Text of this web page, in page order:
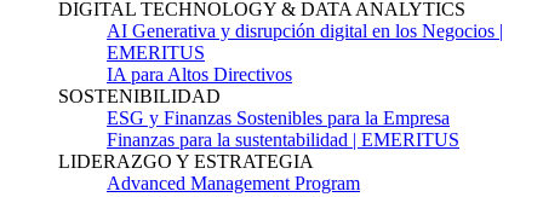
DIGITAL TECHNOLOGY & DATA ANALYTICS
AI Generativa y disrupción digital en los Negocios |
EMERITUS
IA para Altos Directivos
SOSTENIBILIDAD
ESG y Finanzas Sostenibles para la Empresa
Finanzas para la sustentabilidad | EMERITUS
LIDERAZGO Y ESTRATEGIA
Advanced Management Program